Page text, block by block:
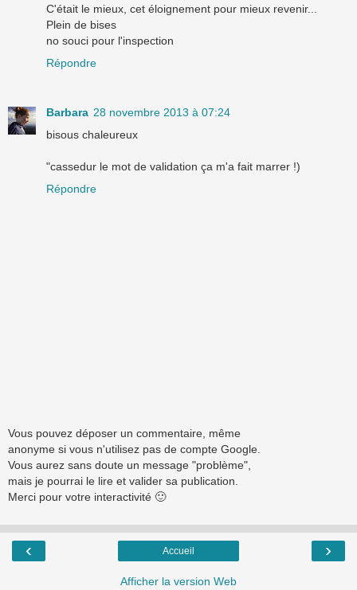
C'était le mieux, cet éloignement pour mieux revenir...
Plein de bises
no souci pour l'inspection
Répondre
Barbara 28 novembre 2013 à 07:24
bisous chaleureux
"cassedur le mot de validation ça m'a fait marrer !)
Répondre
Vous pouvez déposer un commentaire, même
anonyme si vous n'utilisez pas de compte Google.
Vous aurez sans doute un message "problème",
mais je pourrai le lire et valider sa publication.
Merci pour votre interactivité 🙂
‹ ›
Accueil
Afficher la version Web